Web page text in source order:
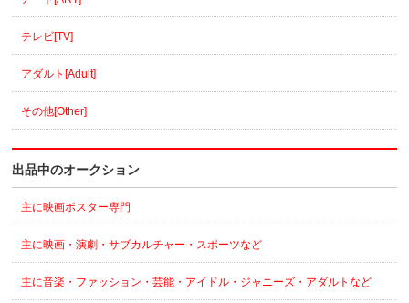
テレビ[TV]
アダルト[Adult]
その他[Other]
出品中のオークション
主に映画ポスター専門
主に映画・演劇・サブカルチャー・スポーツなど
主に音楽・ファッション・芸能・アイドル・ジャニーズ・アダルトなど